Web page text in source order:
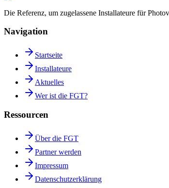
Die Referenz, um zugelassene Installateure für
Navigation
Startseite
Installateure
Aktuelles
Wer ist die FGT?
Ressourcen
Über die FGT
Partner werden
Impressum
Datenschutzerklärung